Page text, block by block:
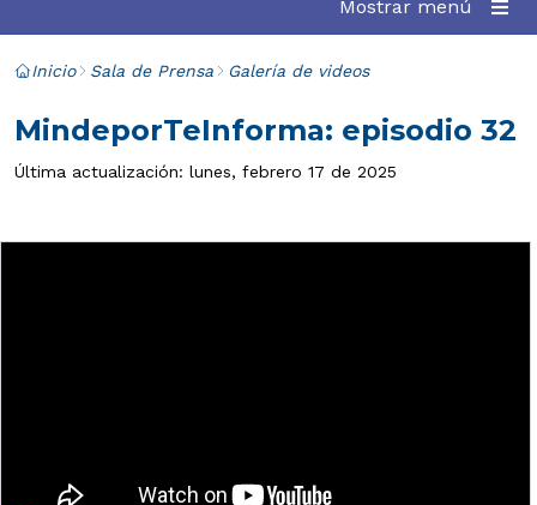
Mostrar menú
Inicio Sala de Prensa Galería de videos
MindeporTeInforma: episodio 32
Última actualización: lunes, febrero 17 de 2025